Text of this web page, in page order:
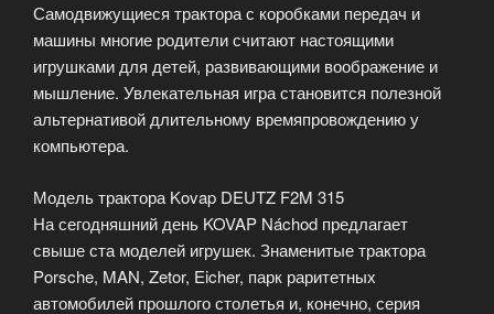
Самодвижущиеся трактора с коробками передач и
машины многие родители считают настоящими
игрушками для детей, развивающими воображение и
мышление. Увлекательная игра становится полезной
альтернативой длительному времяпровождению у
компьютера.
Модель трактора Kovap DEUTZ F2M 315
На сегодняшний день KOVAP Náchod предлагает
свыше ста моделей игрушек. Знаменитые трактора
Porsche, MAN, Zetor, Eicher, парк раритетных
автомобилей прошлого столетья и, конечно, серия